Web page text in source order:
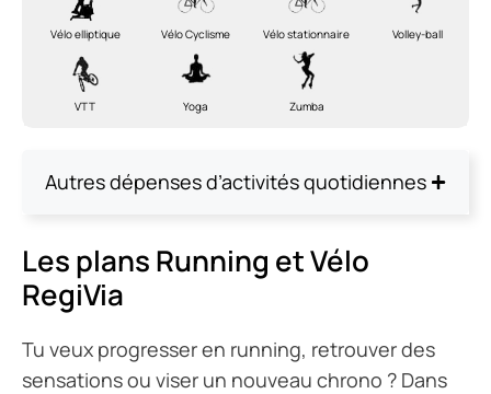
Vélo elliptique Vélo Cyclisme Vélo stationnaire Volley-ball
VTT Yoga Zumba
Autres dépenses d’activités quotidiennes
Les plans Running et Vélo
RegiVia
Tu veux progresser en running, retrouver des
sensations ou viser un nouveau chrono ? Dans